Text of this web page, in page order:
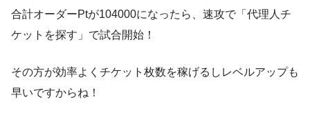
合計オーダーPtが104000になったら、速攻で「代理人チ
ケットを探す」で試合開始！
その方が効率よくチケット枚数を稼げるしレベルアップも
早いですからね！